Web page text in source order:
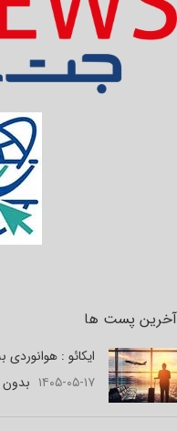
آخرین پست ها
ایکائو : هوانوردی به ۲.۶ تریلیون دلار سرمایه‌گذاری نیاز
۱۴۰۵-۰۵-۱۷ بدون